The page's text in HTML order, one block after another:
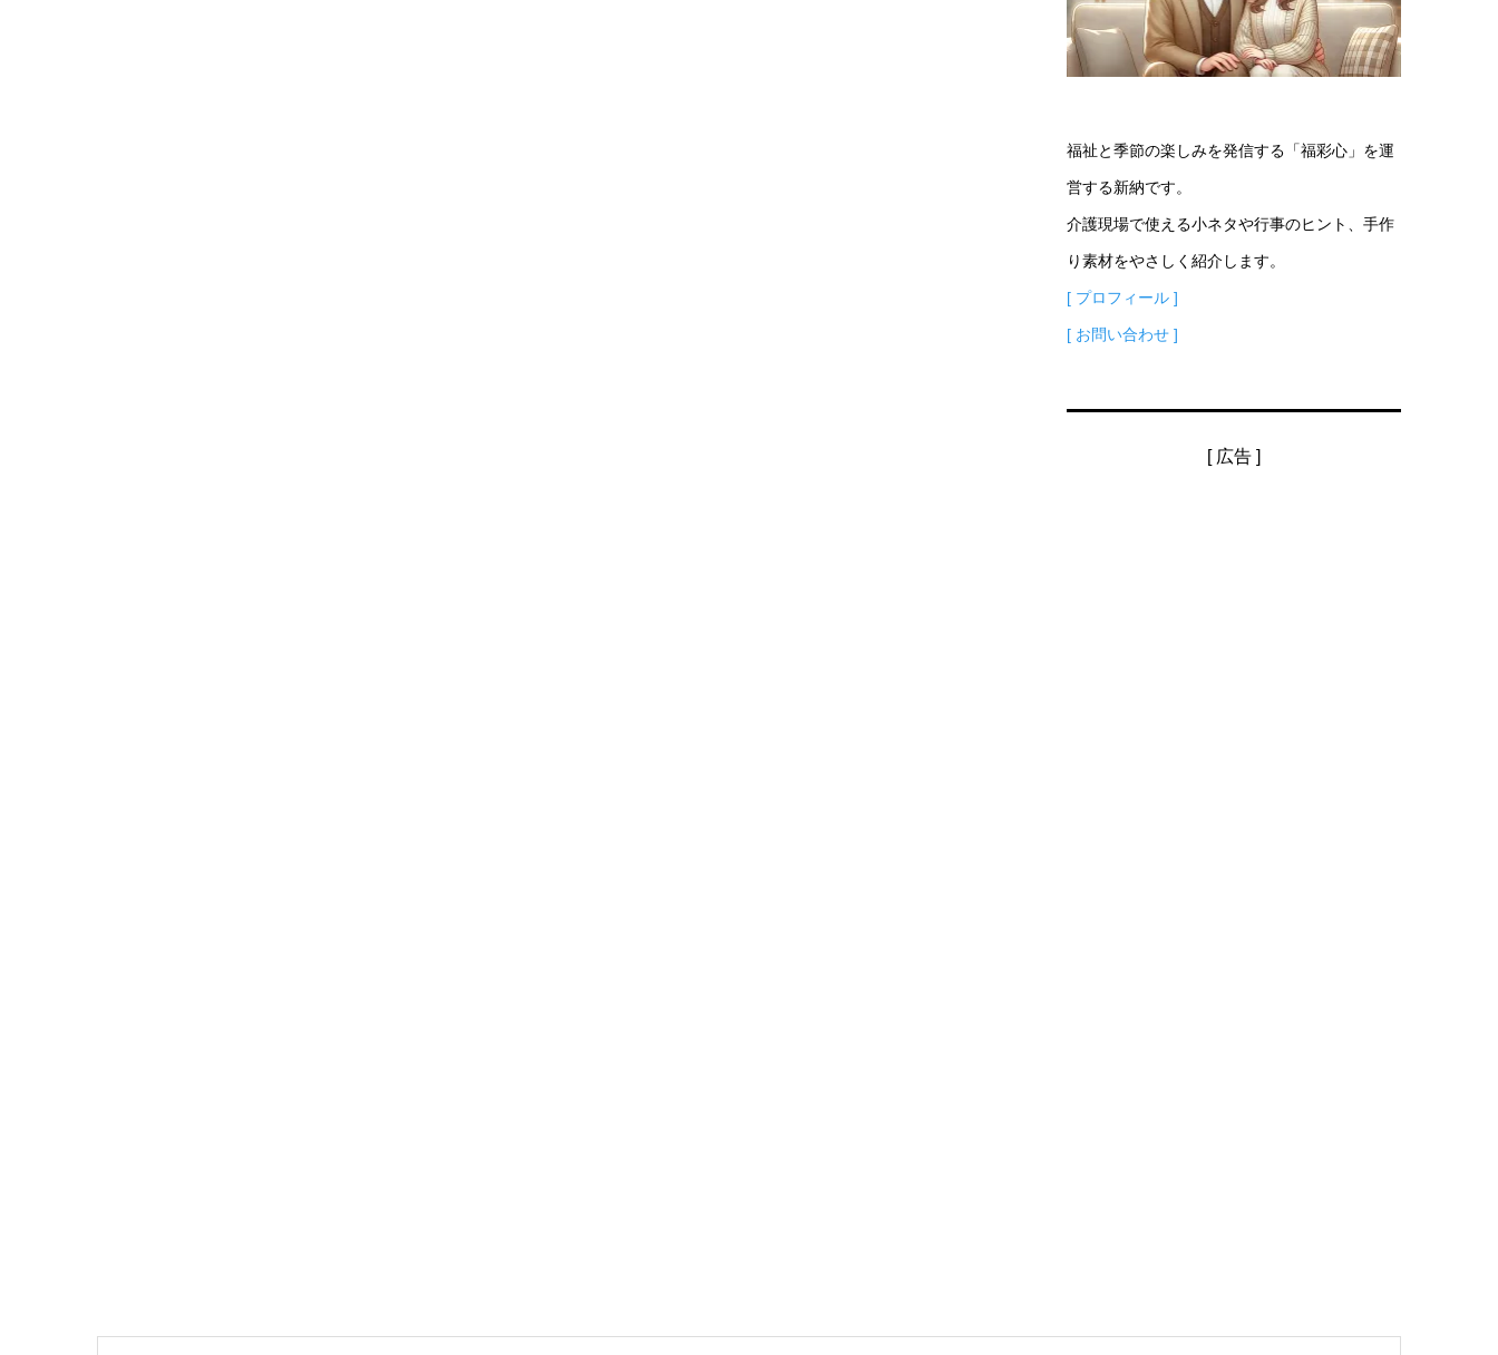
福祉と季節の楽しみを発信する「福彩心」を運
営する新納です。
介護現場で使える小ネタや行事のヒント、手作
り素材をやさしく紹介します。
[ プロフィール ]
[ お問い合わせ ]
[ 広告 ]